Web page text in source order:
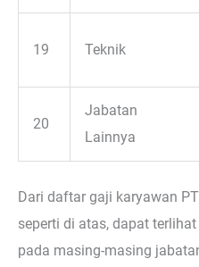
19 Teknik
20
Jabatan
Lainnya
Dari daftar gaji karyawan
seperti di atas, dapat
pada masing-masing